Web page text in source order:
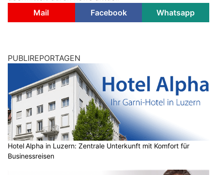
Mail
Facebook Whatsapp
PUBLIREPORTAGEN
Hotel Alpha in Luzern: Zentrale Unterkunft mit Komfort für
Businessreisen